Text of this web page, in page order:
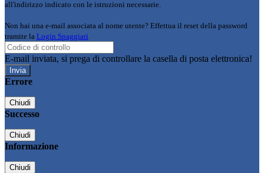
all'indirizzo indicato con le istruzioni necessarie.
Non hai una e-mail associata al nome utente? Effettua il reset della password
tramite la Login Spaggiari
E-mail inviata, si prega di controllare la casella di posta elettronica!
Errore
Chiudi
Successo
Chiudi
Informazione
Chiudi